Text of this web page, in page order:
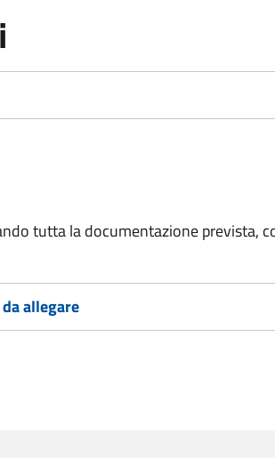
tutta la documentazione prevista,
allegare